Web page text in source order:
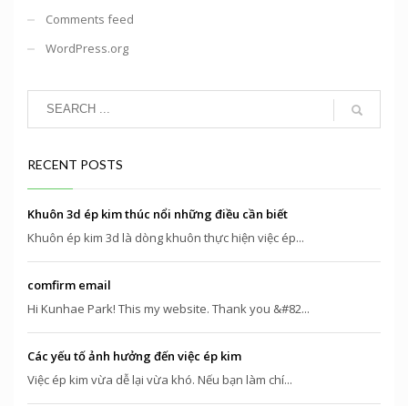
Comments feed
WordPress.org
RECENT POSTS
Khuôn 3d ép kim thúc nổi những điều cần biết
Khuôn ép kim 3d là dòng khuôn thực hiện việc ép...
comfirm email
Hi Kunhae Park! This my website. Thank you &#82...
Các yếu tố ảnh hưởng đến việc ép kim
Việc ép kim vừa dễ lại vừa khó. Nếu bạn làm chí...